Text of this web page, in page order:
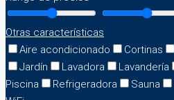
Otras características
Aire acondicionado
Cortinas
Jardín
Lavadora Lavandería
Piscina
Refrigeradora Sauna